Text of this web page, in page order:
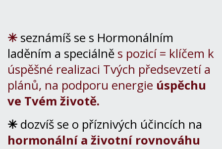
✳ seznámíš se s Hormonálním
laděním a speciálně s pozicí = klíčem k
úspěšné realizaci Tvých předsevzetí a
plánů, na podporu energie úspěchu
ve Tvém životě.
✳ dozvíš se o příznivých účincích na
hormonální a životní rovnováhu